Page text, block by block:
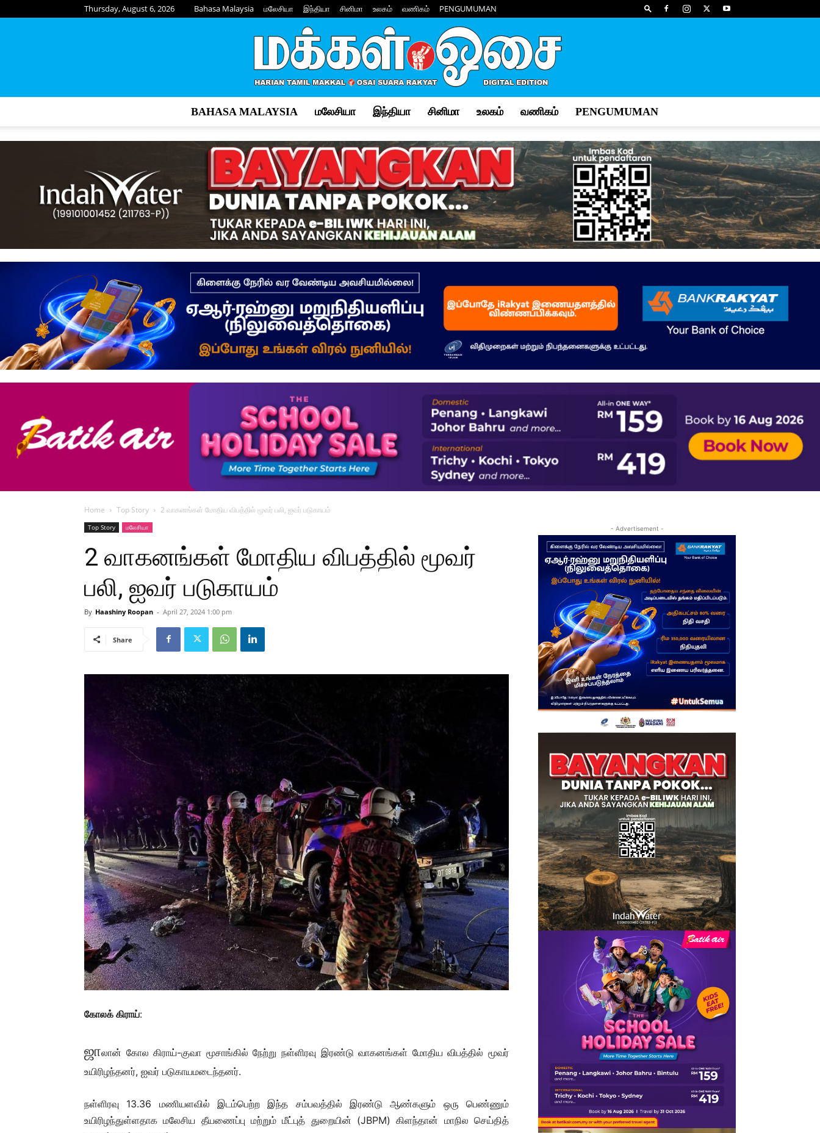
Thursday, August 6, 2026 Bahasa Malaysia மலேசியா இந்தியா சினிமா உலகம் வணிகம் PENGUMUMAN
Osai
–
மக்கள்
BAHASA MALAYSIA மலேசியா இந்தியா சினிமா உலகம் வணிகம் PENGUMUMAN
Home Top Story 2 வாகனங்கள் மோதிய விபத்தில் மூவர் பலி, ஐவர் படுகாயம்
Top Story மலேசியா
2 வாகனங்கள் மோதிய விபத்தில் மூவர்
பலி, ஐவர் படுகாயம்
By Haashiny Roopan - April 27, 2024 1:00 pm
Share
கோலக் கிராய்:
ஜாலான் கோல கிராய்-குவா மூசாங்கில் நேற்று நள்ளிரவு இரண்டு வாகனங்கள் மோதிய விபத்தில் மூவர்
உயிரிழந்தனர், ஐவர் படுகாயமடைந்தனர்.
நள்ளிரவு 13.36 மணியளவில் இடம்பெற்ற இந்த சம்பவத்தில் இரண்டு ஆண்களும் ஒரு பெண்ணும்
உயிரிழந்துள்ளதாக மலேசிய தீயணைப்பு மற்றும் மீட்புத் துறையின் (JBPM) கிளந்தான் மாநில செய்தித்
- Advertisement -